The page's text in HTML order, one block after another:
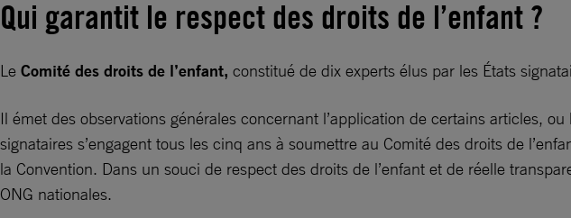
Qui garantit le respect des droits de l’enfant ?
Le Comité des droits de l’enfant, constitué de dix experts élus par les États
Il émet des observations générales concernant l’application de certains articles,
signataires s’engagent tous les cinq ans à soumettre au Comité des droits de
la Convention. Dans un souci de respect des droits de l’enfant et de réelle
ONG nationales.